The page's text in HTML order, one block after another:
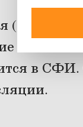
чтения
в СФИ.